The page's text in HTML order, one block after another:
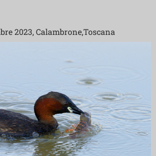
2023, Calambrone,Toscana